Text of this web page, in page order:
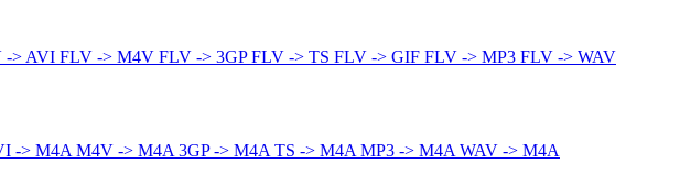
-> AVI FLV -> M4V FLV -> 3GPFLV -> TS FLV -> GIF FLV -> MP3 FLV -> WAV
-> M4A M4V -> M4A 3GP -> M4A TS -> M4A MP3 -> M4A WAV -> M4A